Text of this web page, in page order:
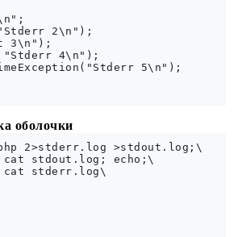
2\n");
3\n");
"Stderr 4\n");
5\n");
оболочки
2>stderr.log >stdout.log;\
cat stdout.log; echo;\
cat stderr.log\